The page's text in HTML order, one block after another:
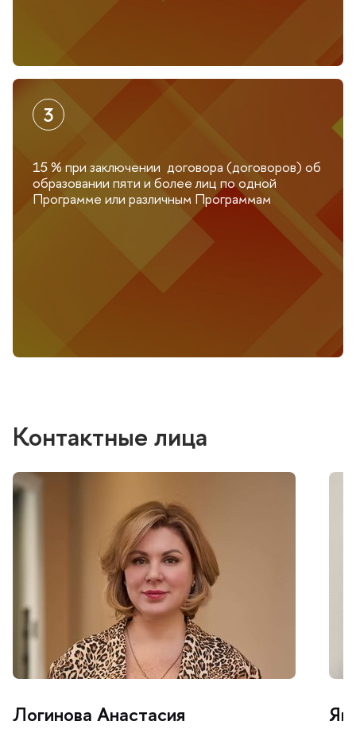
15 % при заключении договора (договоров) о
образовании пяти и более лиц по одной
Программе или различным Программам
Контактные лица
Логинова Анастасия